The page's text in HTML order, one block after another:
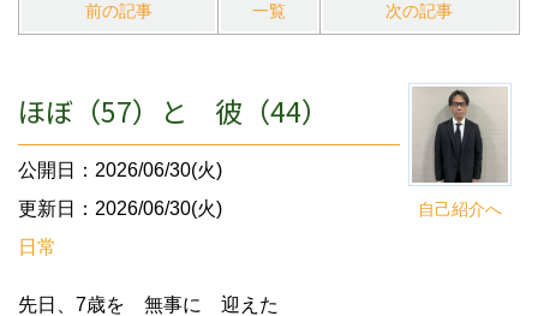
前の記事 一覧 次の記事
自己紹介へ
ほぼ（57）と 彼（44）
公開日：2026/06/30(火)
更新日：2026/06/30(火)
日常
先日、7歳を 無事に 迎えた